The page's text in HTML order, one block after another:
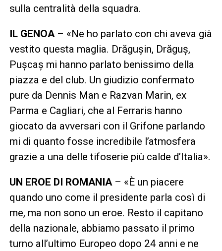
sulla centralità della squadra.
IL GENOA– «Ne ho parlato con chi aveva già
vestito questa maglia. Drăgușin, Drăguș,
Pușcaș mi hanno parlato benissimo della
piazza e del club. Un giudizio confermato
pure da Dennis Man e Razvan Marin, ex
Parma e Cagliari, che al Ferraris hanno
giocato da avversari con il Grifone parlando
mi di quanto fosse incredibile l’atmosfera
grazie a una delle tifoserie più calde d’Italia».
UN EROE DI ROMANIA – «È un piacere
quando uno come il presidente parla così di
me, ma non sono un eroe. Resto il capitano
della nazionale, abbiamo passato il primo
turno all’ultimo Europeo dopo 24 anni e ne